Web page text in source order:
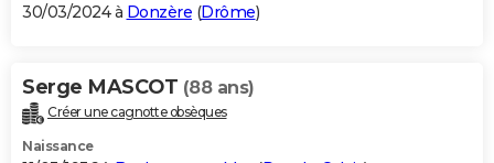
30/03/2024 à Donzère (Drôme)
Serge MASCOT (88 ans)
Créer une cagnotte obsèques
Naissance